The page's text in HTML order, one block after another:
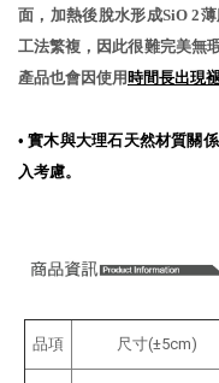
面，加熱後脫水形成SiO 2
工法繁複，因此很難完美無
產品也會因使用時間長出現
• 實木與大理石天然材質關
入考慮。
品項 尺寸(±5cm)